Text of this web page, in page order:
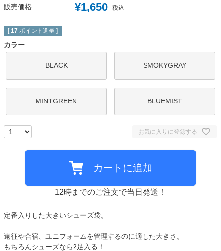
販売価格 ¥1,650 税込
[ 17 ポイント進呈 ]
カラー
BLACK SMOKYGRAY
MINTGREEN BLUEMIST
お気に入りに登録する
カートに追加
12時までのご注文で当日発送！
定番入りした大きいシューズ袋。
遠征や合宿、ユニフォームを管理するのに適した大きさ。
もちろんシューズなら2足入る！